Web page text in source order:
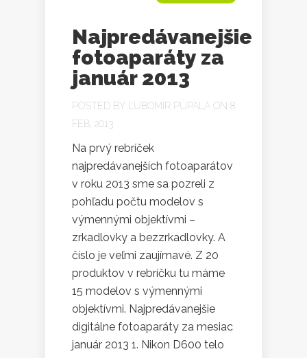
Najpredávanejšie
fotoaparáty za
január 2013
POSTED BY ĽUBOMÍR PÚPALA ON 8
FEB, 2013
Na prvý rebríček
najpredávanejších fotoaparátov
v roku 2013 sme sa pozreli z
pohľadu počtu modelov s
výmennými objektívmi –
zrkadlovky a bezzrkadlovky. A
číslo je veľmi zaujímavé. Z 20
produktov v rebríčku tu máme
15 modelov s výmennými
objektívmi. Najpredávanejšie
digitálne fotoaparáty za mesiac
január 2013 1. Nikon D600 telo